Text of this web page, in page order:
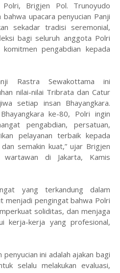
Brigjen Pol. Trunoyudo
upacara penyucian Panji
sekadar tradisi seremonial,
bagi seluruh anggota Polri
pengabdian kepada
Rastra Sewakottama ini
nilai-nilai Tribrata dan Catur
setiap insan Bhayangkara.
ke-80, Polri ingin
pengabdian, persatuan,
pelayanan terbaik kepada
semakin kuat,” ujar Brigjen
di Jakarta, Kamis
yang terkandung dalam
menjadi pengingat bahwa Polri
soliditas, dan menjaga
kerja-kerja yang profesional,
ini adalah ajakan bagi
selalu melakukan evaluasi,